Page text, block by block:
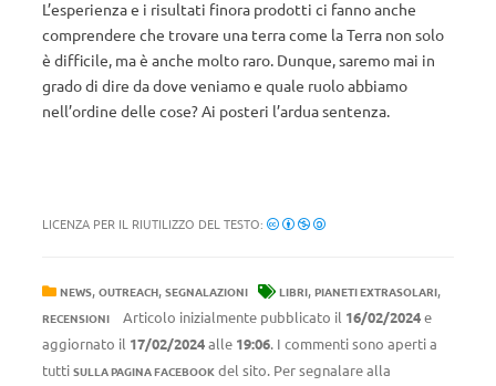
L’esperienza e i risultati finora prodotti ci fanno anche
comprendere che trovare una terra come la Terra non solo
è difficile, ma è anche molto raro. Dunque, saremo mai in
grado di dire da dove veniamo e quale ruolo abbiamo
nell’ordine delle cose? Ai posteri l’ardua sentenza.
LICENZA PER IL RIUTILIZZO DEL TESTO:
NEWS, OUTREACH, SEGNALAZIONI LIBRI, PIANETI EXTRASOLARI,
RECENSIONI Articolo inizialmente pubblicato il 16/02/2024e
aggiornato il 17/02/2024alle 19:06. I commenti sono aperti a
tutti SULLA PAGINA FACEBOOK del sito. Per segnalare alla